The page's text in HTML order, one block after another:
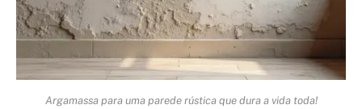
Argamassa para uma parede rústica que dura a vida toda!